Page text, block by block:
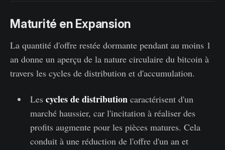
Maturité en Expansion
La quantité d'offre restée dormante pendant au moins 1
an donne un aperçu de la nature circulaire du bitcoin à
travers les cycles de distribution et d'accumulation.
Les cycles de distributioncaractérisent d'un
marché haussier, car l'incitation à réaliser des
profits augmente pour les pièces matures. Cela
conduit à une réduction de l'offre d'un an et